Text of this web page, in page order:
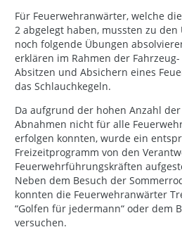
Für Feuerwehranwärter, welche
2 abgelegt haben, mussten zu den
noch folgende Übungen
erklären im Rahmen der
Absitzen und Absichern eines
das Schlauchkegeln.
Da aufgrund der hohen Anzahl
Abnahmen nicht für alle
erfolgen konnten, wurde ein
Freizeitprogramm von den
Feuerwehrführungskräften
Neben dem Besuch der
konnten die Feuerwehranwärter
“Golfen für jedermann“ oder dem
versuchen.